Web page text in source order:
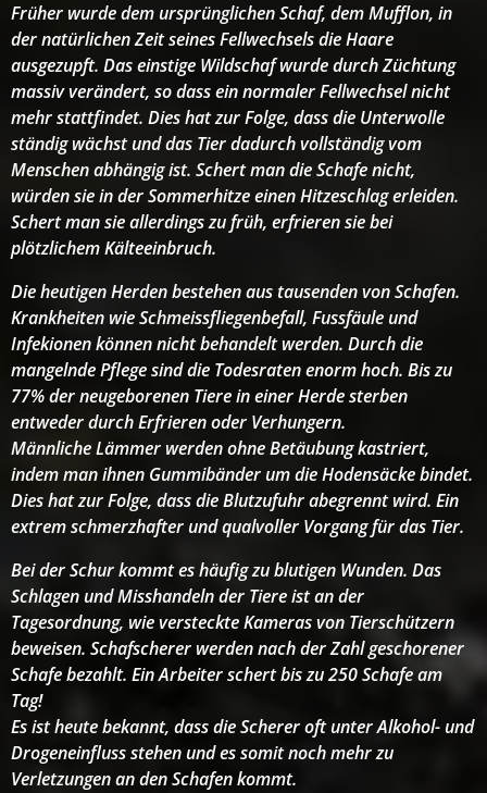
Früher wurde dem ursprünglichen Schaf, dem Mufflon, in
der natürlichen Zeit seines Fellwechsels die Haare
ausgezupft. Das einstige Wildschaf wurde durch Züchtung
massiv verändert, so dass ein normaler Fellwechsel nicht
mehr stattfindet. Dies hat zur Folge, dass die Unterwolle
ständig wächst und das Tier dadurch vollständig vom
Menschen abhängig ist. Schert man die Schafe nicht,
würden sie in der Sommerhitze einen Hitzeschlag erleiden.
Schert man sie allerdings zu früh, erfrieren sie bei
plötzlichem Kälteeinbruch.
Die heutigen Herden bestehen aus tausenden von Schafen.
Krankheiten wie Schmeissfliegenbefall, Fussfäule und
Infekionen können nicht behandelt werden. Durch die
mangelnde Pflege sind die Todesraten enorm hoch. Bis zu
77% der neugeborenen Tiere in einer Herde sterben
entweder durch Erfrieren oder Verhungern.
Männliche Lämmer werden ohne Betäubung kastriert,
indem man ihnen Gummibänder um die Hodensäcke bindet.
Dies hat zur Folge, dass die Blutzufuhr abegrennt wird. Ein
extrem schmerzhafter und qualvoller Vorgang für das Tier.
Bei der Schur kommt es häufig zu blutigen Wunden. Das
Schlagen und Misshandeln der Tiere ist an der
Tagesordnung, wie versteckte Kameras von Tierschützern
beweisen. Schafscherer werden nach der Zahl geschorener
Schafe bezahlt. Ein Arbeiter schert bis zu 250 Schafe am
Tag!
Es ist heute bekannt, dass die Scherer oft unter Alkohol- und
Drogeneinfluss stehen und es somit noch mehr zu
Verletzungen an den Schafen kommt.